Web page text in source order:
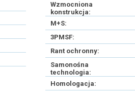
Wzmocniona
konstrukcja:
M+S:
3PMSF:
Rant ochronny:
Samonośna
technologia:
Homologacja: